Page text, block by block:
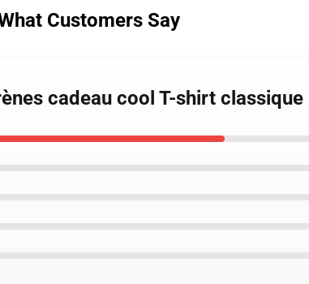
Customers Say
cadeau cool T-shirt classique